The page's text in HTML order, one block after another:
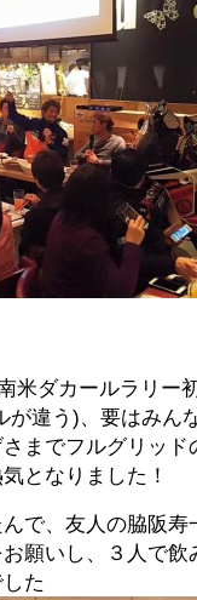
米ダカールラリー
が違う)、要はみん
までフルグリッ
となりました！
で、友人の脇阪
願いし、３人で
た